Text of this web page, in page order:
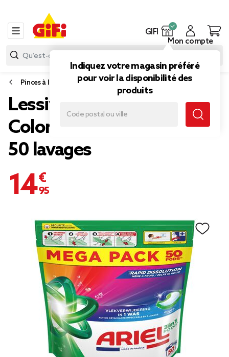
GIFI
Indiquez votre magasin préféré
pour voir la disponibilité des
produits
Mon compte
Pinces à linge, accessoires linge et lessive
Lessive Ariel 3in1 Pods
Color Mega Pack sachet
50 lavages
14,95 €